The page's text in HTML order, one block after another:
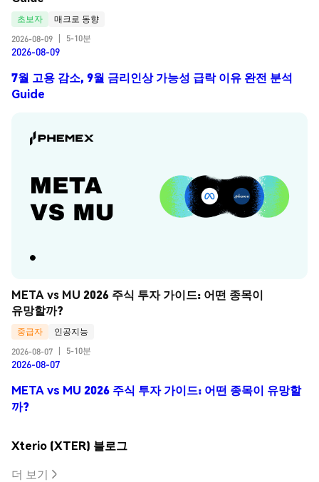
초보자
매크로 동향
2026-08-09
5-10분
2026-08-09
7월 고용 감소, 9월 금리인상 가능성 급락 이유 완전 분석
Guide
META vs MU 2026 주식 투자 가이드: 어떤 종목이
유망할까?
중급자
인공지능
2026-08-07
5-10분
2026-08-07
META vs MU 2026 주식 투자 가이드: 어떤 종목이 유망할
까?
Xterio (XTER) 블로그
더 보기